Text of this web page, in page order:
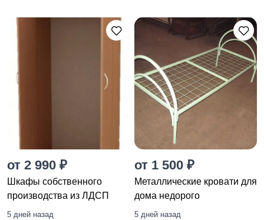
от 2 990 ₽
Шкафы собственного
производства из ЛДСП
5 дней назад
от 1 500 ₽
Металлические кровати для
дома недорого
5 дней назад